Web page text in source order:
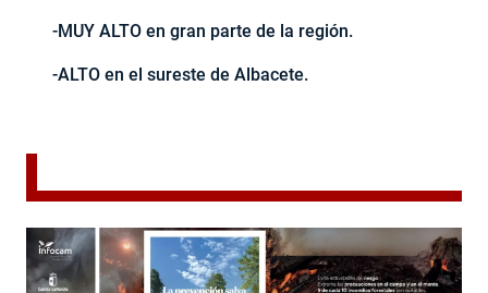
-MUY ALTO en gran parte de la región.
-ALTO en el sureste de Albacete.